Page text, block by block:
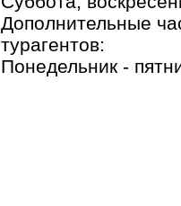
Дополнительные
турагентов:
Понедельник -